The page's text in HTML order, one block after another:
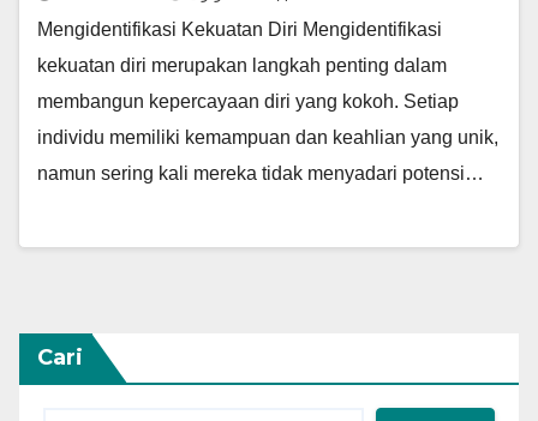
Mengidentifikasi Kekuatan Diri Mengidentifikasi
kekuatan diri merupakan langkah penting dalam
membangun kepercayaan diri yang kokoh. Setiap
individu memiliki kemampuan dan keahlian yang unik,
namun sering kali mereka tidak menyadari potensi…
Cari